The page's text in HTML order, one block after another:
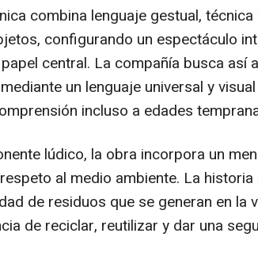
combina lenguaje gestual, técnica
configurando un espectáculo
central. La compañía busca así
un lenguaje universal y
incluso a edades
lúdico, la obra incorpora un
al medio ambiente. La
de residuos que se generan en la
de reciclar, reutilizar y dar una